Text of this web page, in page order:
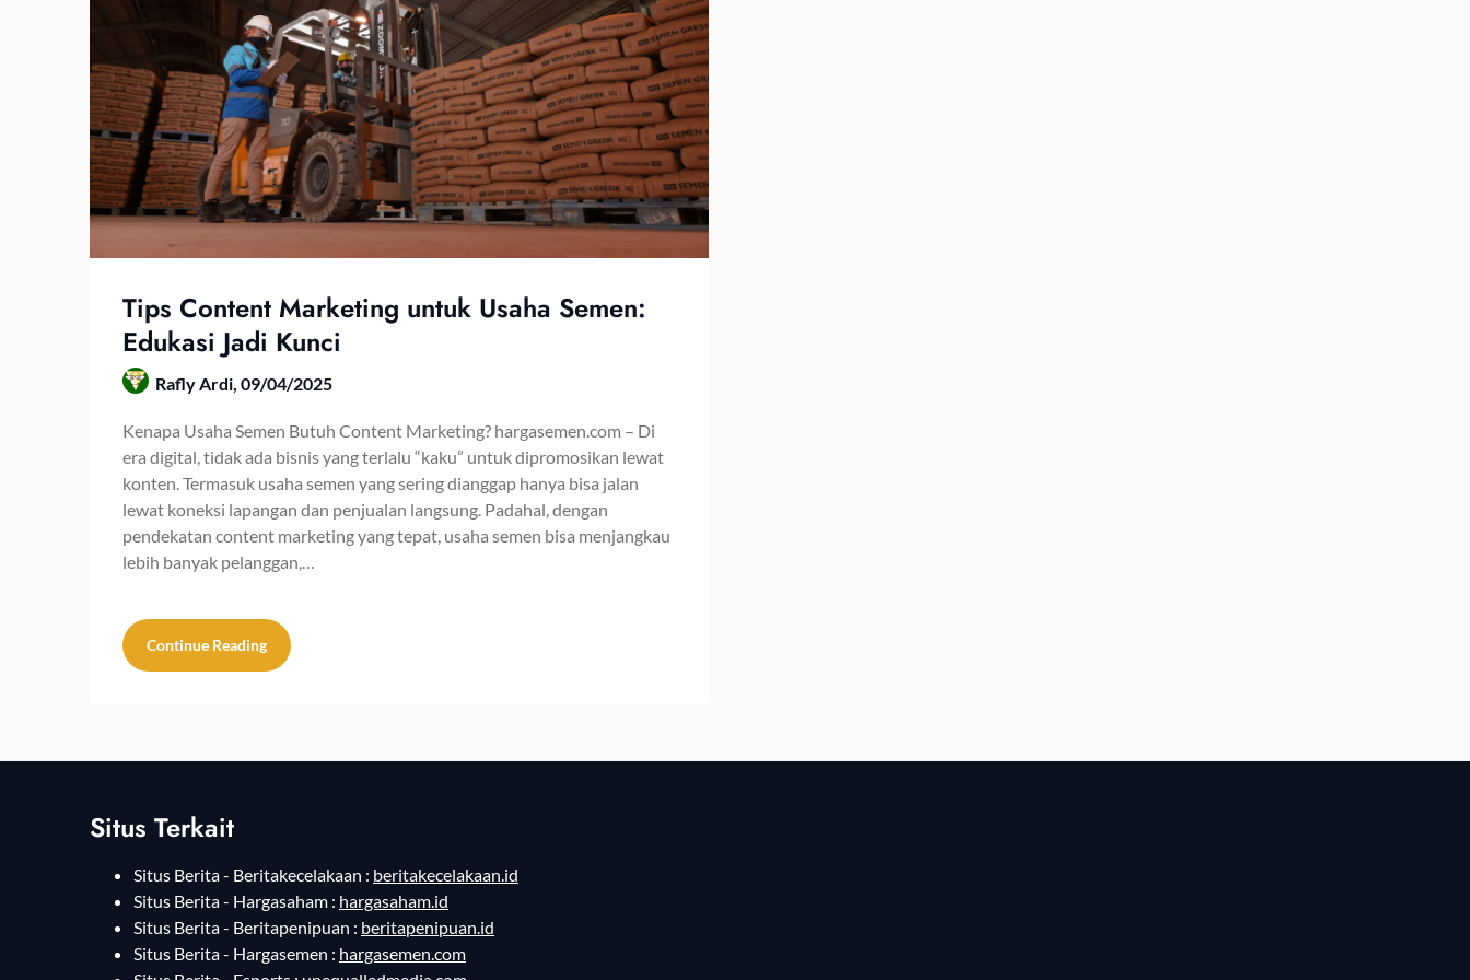
Tips Content Marketing untuk Usaha Semen:
Edukasi Jadi Kunci
Rafly Ardi, 09/04/2025
Kenapa Usaha Semen Butuh Content Marketing? hargasemen.com – Di
era digital, tidak ada bisnis yang terlalu “kaku” untuk dipromosikan lewat
konten. Termasuk usaha semen yang sering dianggap hanya bisa jalan
lewat koneksi lapangan dan penjualan langsung. Padahal, dengan
pendekatan content marketing yang tepat, usaha semen bisa menjangkau
lebih banyak pelanggan,…
Continue Reading
Situs Terkait
Situs Berita - Beritakecelakaan : beritakecelakaan.id
Situs Berita - Hargasaham : hargasaham.id
Situs Berita - Beritapenipuan : beritapenipuan.id
Situs Berita - Hargasemen : hargasemen.com